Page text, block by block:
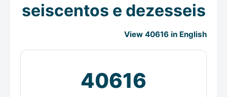
seiscentos e dezesseis
View 40616 in English
40616